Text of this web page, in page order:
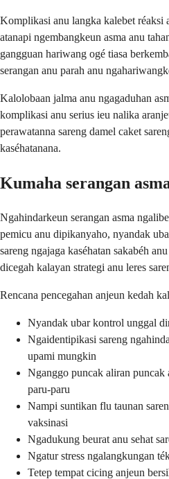
Komplikasi anu langka kalebet réaksi
atanapi ngembangkeun asma anu
gangguan hariwang ogé tiasa
serangan anu parah anu
Kalolobaan jalma anu ngagaduhan
komplikasi anu serius ieu nalika
perawatanna sareng damel caket
kaséhatanana.
Kumaha serangan
Ngahindarkeun serangan asma
pemicu anu dipikanyaho, nyandak
sareng ngajaga kaséhatan sakabéh
dicegah kalayan strategi anu leres
Rencana pencegahan anjeun kedah
Nyandak ubar kontrol unggal
Ngaidentipikasi sareng
upami mungkin
Nganggo puncak aliran puncak
paru-paru
Nampi suntikan flu taunan
vaksinasi
Ngadukung beurat anu sehat
Ngatur stress ngalangkungan
Tetep tempat cicing anjeun